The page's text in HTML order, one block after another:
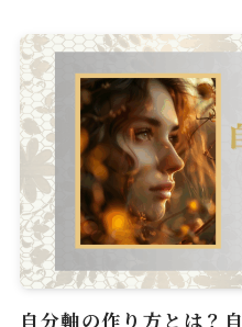
自分軸の作り方とは？